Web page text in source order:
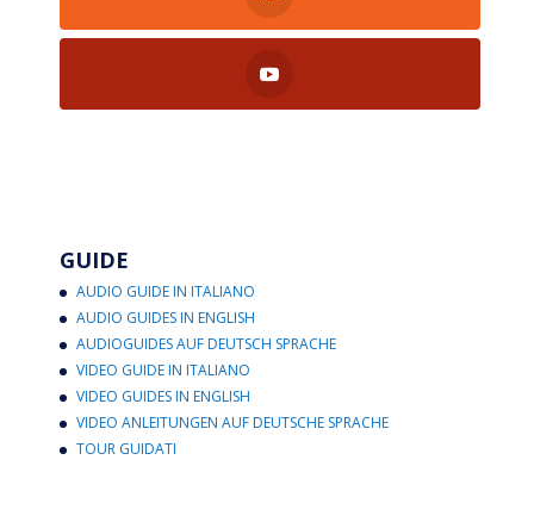
GUIDE
AUDIO GUIDE IN ITALIANO
AUDIO GUIDES IN ENGLISH
AUDIOGUIDES AUF DEUTSCH SPRACHE
VIDEO GUIDE IN ITALIANO
VIDEO GUIDES IN ENGLISH
VIDEO ANLEITUNGEN AUF DEUTSCHE SPRACHE
TOUR GUIDATI